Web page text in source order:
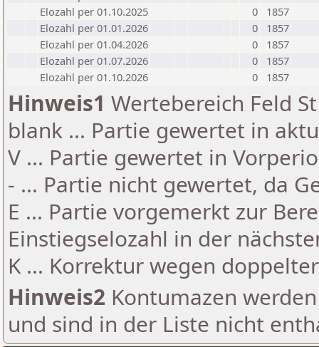
Elozahl per 01.10.2025
0
1857
Elozahl per 01.01.2026
0
1857
Elozahl per 01.04.2026
0
1857
Elozahl per 01.07.2026
0
1857
Elozahl per 01.10.2026
0 1857
Hinweis1 Wertebereich Feld
blank ... Partie gewertet in
V ... Partie gewertet in
- ... Partie nicht gewertet, da
E ... Partie vorgemerkt zur
Einstiegselozahl in der
K ... Korrektur wegen
Hinweis2 Kontumazen
und sind in der Liste nicht